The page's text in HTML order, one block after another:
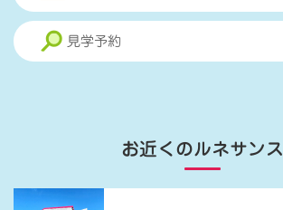
見学予約
お近くのルネサンス